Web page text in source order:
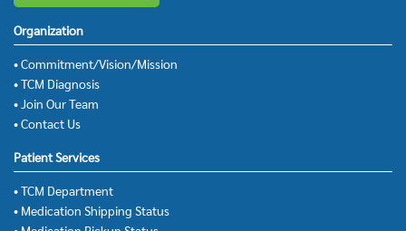
Organization
• Commitment/Vision/Mission
• TCM Diagnosis
• Join Our Team
• Contact Us
Patient Services
• TCM Department
• Medication Shipping Status